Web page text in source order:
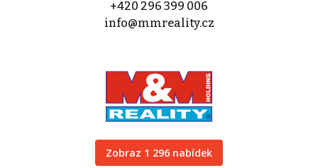
+420 296 399 006
info@mmreality.cz
Zobraz 1 296 nabídek